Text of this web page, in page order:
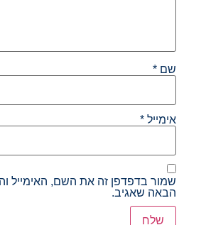
שם*
אימייל*
שמור בדפדפן זה את השם, האימייל
הבאה שאגיב.